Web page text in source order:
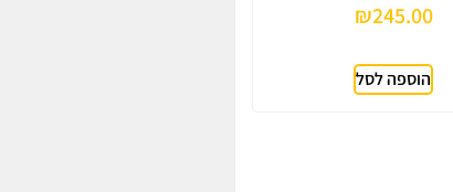
₪245.00
הוספה לסל